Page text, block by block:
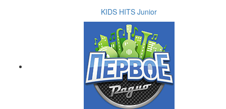
KIDS HITS Junior